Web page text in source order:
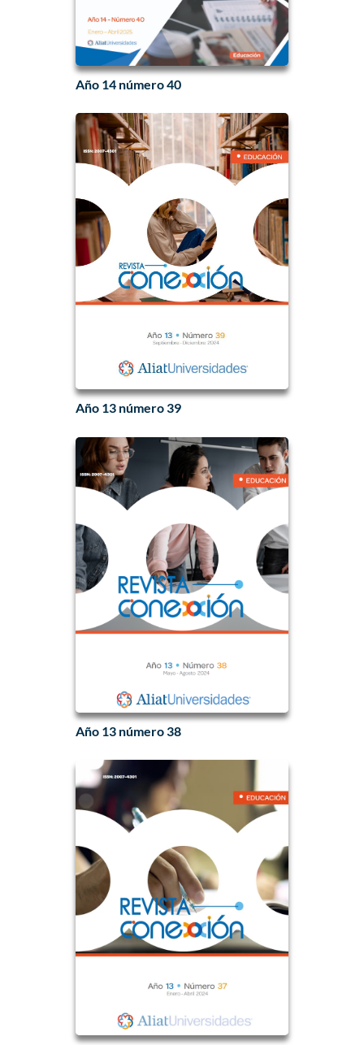
Año 14 número 40
Año 13 número 39
Año 13 número 38